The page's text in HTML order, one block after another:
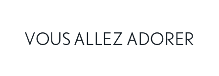
VOUS ALLEZ ADORER